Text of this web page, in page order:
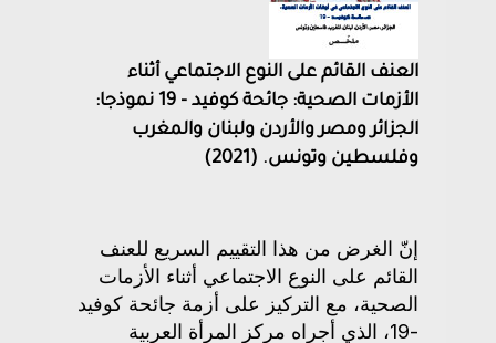
العنف القائم على النوع الاجتماعي أثناء
الأزمات الصحية: جائحة كوفيد - 19 نموذجا:
الجزائر ومصر والأردن ولبنان والمغرب
وفلسطين وتونس. (2021)
إنّ الغرض من هذا التقييم السريع للعنف
القائم على النوع الاجتماعي أثناء الأزمات
الصحية، مع التركيز على أزمة جائحة كوفيد
-19، الذي أجراه مركز المرأة العربية